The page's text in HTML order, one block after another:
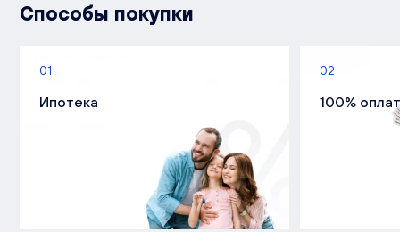
Способы покупки
01
Ипотека
02
100%